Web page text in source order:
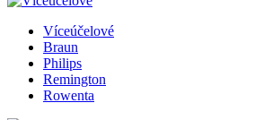
Víceúčelové
Braun
Philips
Remington
Rowenta